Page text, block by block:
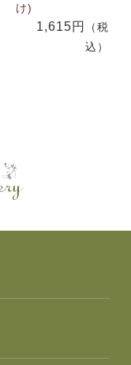
け)
1,615円
（税
込）